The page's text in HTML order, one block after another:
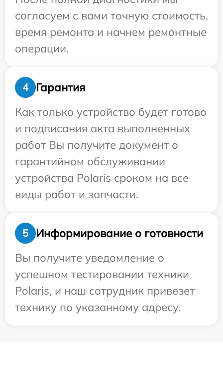
согласуем с вами точную стоимость,
время ремонта и начнем ремонтные
операции.
4
Гарантия
Как только устройство будет готово
и подписания акта выполненных
работ Вы получите документ о
гарантийном обслуживании
устройства Polaris сроком на все
виды работ и запчасти.
5
Информирование о готовности
Вы получите уведомление о
успешном тестировании техники
Polaris, и наш сотрудник привезет
технику по указанному адресу.